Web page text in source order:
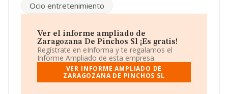
Acerca de los empleados, ha contado con una
base de datos de INFORMA, el número de empleados
ha estado por encima de la media de sector.
Dentro del ranking de empresas elaborado por
INFORMA, atendiendo a los niveles de facturación de la
empresa, se destaca que: la empresa ha caído 142
puestos en el ranking sectorial, pasando del 1.232 al
Ocio entretenimiento
Ver el informe ampliado de
Zaragozana De Pinchos Sl ¡Es gratis!
Regístrate en eInforma y te regalamos el
Informe Ampliado de esta empresa.
VER INFORME AMPLIADO DE
ZARAGOZANA DE PINCHOS SL